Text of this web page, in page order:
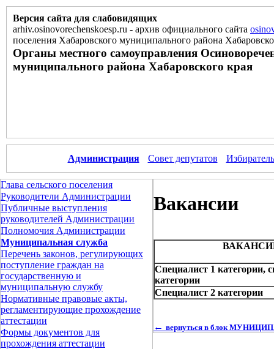
Версия сайта для слабовидящих
arhiv.osinovorechenskoesp.ru - архив официального сайта
поселения Хабаровского муниципального района
Органы местного самоуправления
муниципального района Хабаровского края
Администрация Совет депутатов
Глава сельского поселения
Руководители Администрации
Публичные выступления
руководителей Администрации
Полномочия Администрации
Муниципальная служба
Перечень законов, регулирующих
поступление граждан на
государственную и
муниципальную службу
Нормативные правовые акты,
регламентирующие прохождение
аттестации
Формы документов для
прохождения аттестации
Вакансии
Специалист 1 категории,
категории
Специалист 2 категории
← вернуться в блок